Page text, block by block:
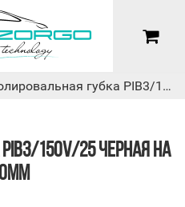
Полировальная губка PIB3/150V/25 черная на липучке Ranal, 125/150мм
150V/25 ЧЕРНАЯ НА